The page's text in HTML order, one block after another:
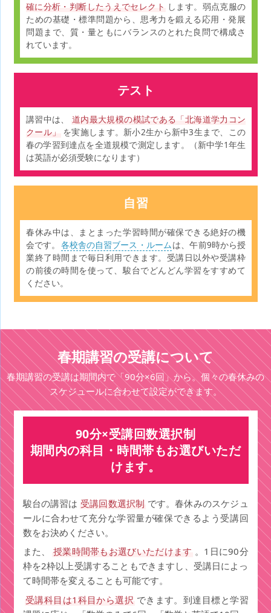
確に分析・判断したうえでセレクト します。弱点克服の
ための基礎・標準問題から、思考力を鍛える応用・発展
問題まで、質・量ともにバランスのとれた良問で構成さ
れています。
テスト
講習中は、
道内最大規模の模試である「北海道学力コン
クール」
を実施します。新小2生から新中3生まで、この
春の学習到達点を全道規模で測定します。（新中学1年生
は英語が必須受験になります）
自習
春休み中は、まとまった学習時間が確保できる絶好の機
会です。
各校舎の自習ブース・ルームは、午前9時から授
業終了時間まで毎日利用できます。受講日以外や受講枠
の前後の時間を使って、駿台でどんどん学習をすすめて
ください。
春期講習の受講について
春期講習の受講は期間内で「90分×6回」から。個々の春休みの
スケジュールに合わせて設定ができます。
90分×受講回数選択制
期間内の科目・時間帯もお選びいただ
けます。
駿台の講習は 受講回数選択制 です。春休みのスケジュ
ールに合わせて充分な学習量が確保できるよう受講回
数をお決めください。
また、
授業時間帯もお選びいただけます 。1日に90分
枠を2枠以上受講することもできますし、受講日によっ
て時間帯を変えることも可能です。
受講科目は1科目から選択 できます。到達目標と学習